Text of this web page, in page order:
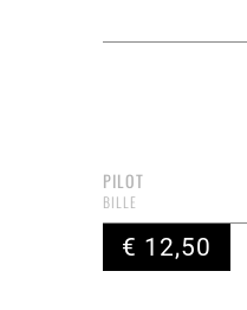
PILOT
BILLE
€ 12,50